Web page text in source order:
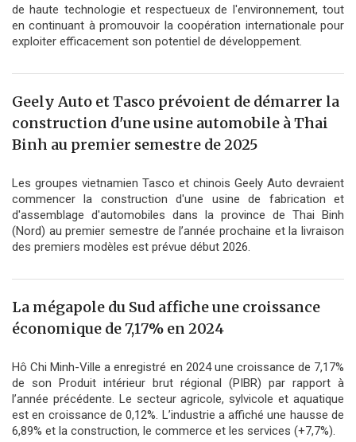
de haute technologie et respectueux de l'environnement, tout
en continuant à promouvoir la coopération internationale pour
exploiter efficacement son potentiel de développement.
Geely Auto et Tasco prévoient de démarrer la
construction d'une usine automobile à Thai
Binh au premier semestre de 2025
Les groupes vietnamien Tasco et chinois Geely Auto devraient
commencer la construction d'une usine de fabrication et
d'assemblage d'automobiles dans la province de Thai Binh
(Nord) au premier semestre de l’année prochaine et la livraison
des premiers modèles est prévue début 2026.
La mégapole du Sud affiche une croissance
économique de 7,17% en 2024
Hô Chi Minh-Ville a enregistré en 2024 une croissance de 7,17%
de son Produit intérieur brut régional (PIBR) par rapport à
l’année précédente. Le secteur agricole, sylvicole et aquatique
est en croissance de 0,12%. L’industrie a affiché une hausse de
6,89% et la construction, le commerce et les services (+7,7%).